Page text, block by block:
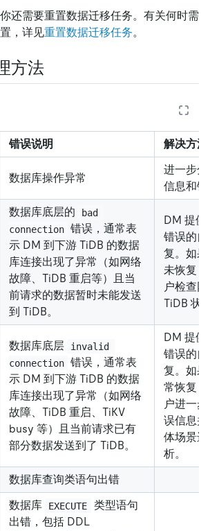
还需要重置数据迁移任务。有关何时需
，详见重置数据迁移任务。
方法
错误说明 解决方法
数据库操作异常
进一步
信息和
数据库底层的
bad
connection 错误，通常表
示 DM 到下游 TiDB 的数据
库连接出现了异常（如网络
故障、TiDB 重启等）且当
前请求的数据暂时未能发送
到 TiDB。
DM 提供
错误的
复。如
未恢复
户检查
TiDB 状
数据库底层
invalid
connection 错误，通常表
示 DM 到下游 TiDB 的数据
库连接出现了异常（如网络
故障、TiDB 重启、TiKV
busy 等）且当前请求已有
部分数据发送到了 TiDB。
DM 提供
错误的
复。如
常恢复
户进一
误信息
体场景
析。
数据库查询类语句出错
数据库 EXECUTE
类型语句
出错，包括 DDL